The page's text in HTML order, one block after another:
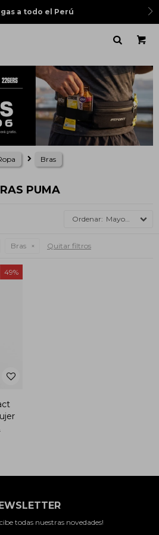
a todo el Perú
Bras
PUMA
Mayor precio
Bras Quitar filtros
49
todas nuestras novedades!